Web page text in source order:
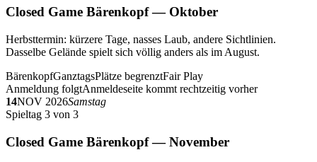
Closed Game Bärenkopf — Oktober
Herbsttermin: kürzere Tage, nasses Laub, andere Sichtlinien.
Dasselbe Gelände spielt sich völlig anders als im August.
BärenkopfGanztagsPlätze begrenztFair Play
Anmeldung folgtAnmeldeseite kommt rechtzeitig vorher
14NOV 2026Samstag
Spieltag 3 von 3
Closed Game Bärenkopf — November